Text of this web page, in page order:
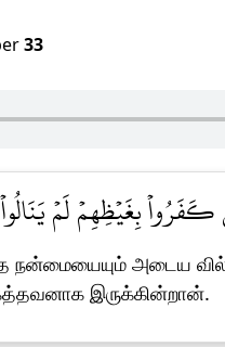
33
كَفَرُواْ بِغَيۡظِهِمۡ لَمۡ
நன்மையையும் அடைய
இருக்கின்றான்.